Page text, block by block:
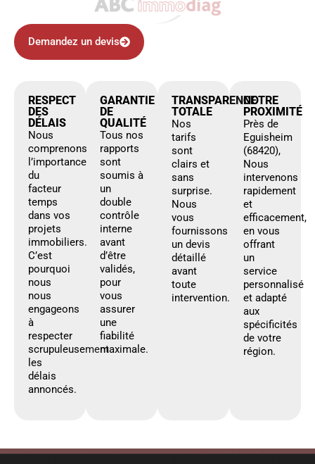
Demandez un devis
RESPECT
DES
DÉLAIS
Nous
comprenons
l’importance
du
facteur
temps
dans vos
projets
immobiliers.
C’est
pourquoi
nous
nous
engageons
à
respecter
scrupuleusement
les
délais
annoncés.
GARANTIE
DE
QUALITÉ
Tous nos
rapports
sont
soumis à
un
double
contrôle
interne
avant
d’être
validés,
pour
vous
assurer
une
fiabilité
maximale.
TRANSPARENCE
TOTALE
Nos
tarifs
sont
clairs et
sans
surprise.
Nous
vous
fournissons
un devis
détaillé
avant
toute
intervention.
NOTRE
PROXIMITÉ
Près de
Eguisheim
(68420),
Nous
intervenons
rapidement
et
efficacement,
en vous
offrant
un
service
personnalisé
et adapté
aux
spécificités
de votre
région.